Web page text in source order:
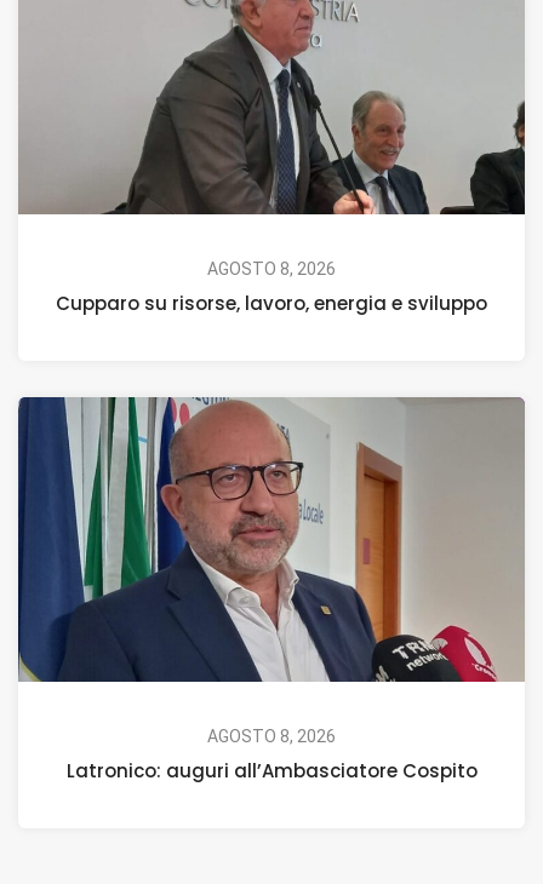
AGOSTO 8, 2026
Cupparo su risorse, lavoro, energia e sviluppo
AGOSTO 8, 2026
Latronico: auguri all’Ambasciatore Cospito